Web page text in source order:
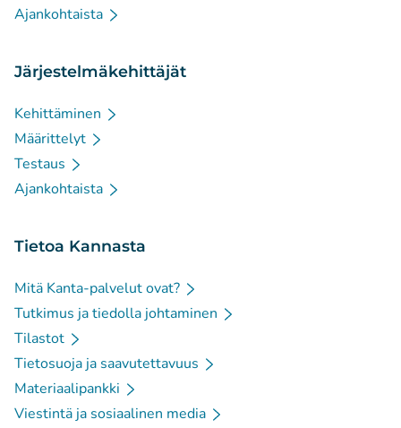
Ajankohtaista
Järjestelmäkehittäjät
Kehittäminen
Määrittelyt
Testaus
Ajankohtaista
Tietoa Kannasta
Mitä Kanta-palvelut ovat?
Tutkimus ja tiedolla johtaminen
Tilastot
Tietosuoja ja saavutettavuus
Materiaalipankki
Viestintä ja sosiaalinen media